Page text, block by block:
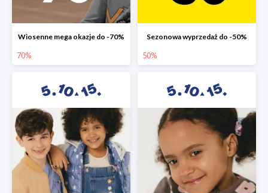
Wiosenne mega okazje do -70%
70%
Sezonowa wyprzedaż do -50%
50%